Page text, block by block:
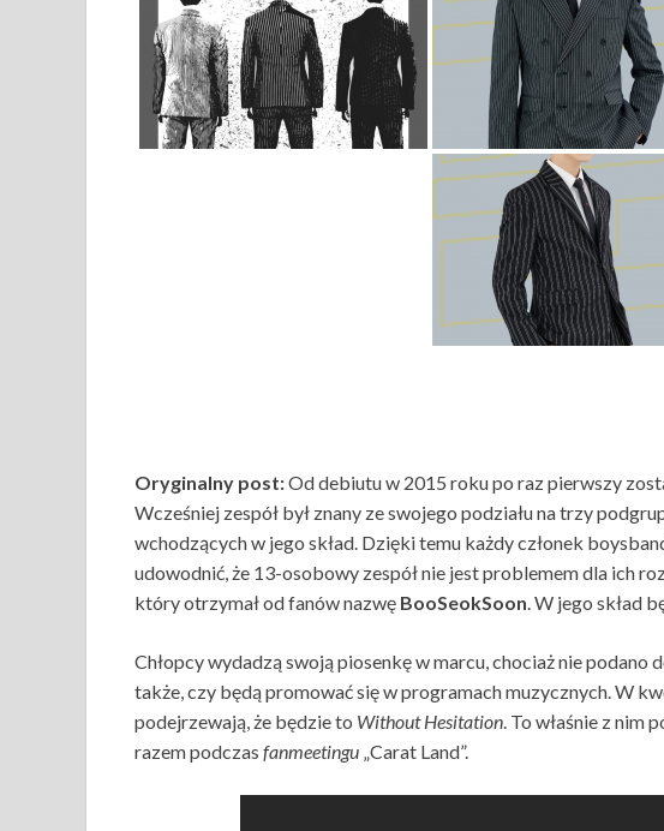
Oryginalny post:Od debiutu w 2015 roku po raz pierwszy
Wcześniej zespół był znany ze swojego podziału na trzy
wchodzących w jego skład. Dzięki temu każdy członek
udowodnić, że 13-osobowy zespół nie jest problemem dla ich
który otrzymał od fanów nazwę BooSeokSoon. W jego skład
Chłopcy wydadzą swoją piosenkę w marcu, chociaż nie podano
także, czy będą promować się w programach muzycznych. W
podejrzewają, że będzie to Without Hesitation. To właśnie z nim
razem podczas fanmeetingu „Carat Land”.